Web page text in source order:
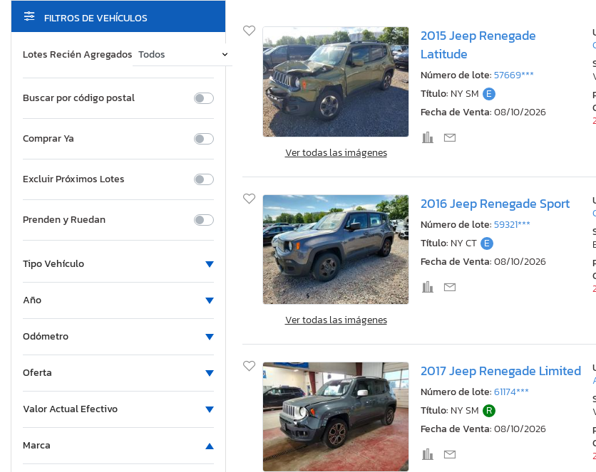
FILTROS DE VEHÍCULOS
Lotes Recién Agregados
Buscar por código postal
Comprar Ya
Excluir Próximos Lotes
Prenden y Ruedan
Tipo Vehículo
Año
Odómetro
Oferta
Valor Actual Efectivo
Marca
Ver todas las imágenes
2015 Jeep Renegade
Latitude
Número de lote:57669***
Título: NY SM E
Fecha de Venta:08/10/2026
Ver todas las imágenes
2016 Jeep Renegade Sport
Número de lote:59321***
Título: NY CT E
Fecha de Venta:08/10/2026
2017 Jeep Renegade Limited
Número de lote:61174***
Título: NY SM R
Fecha de Venta:08/10/2026